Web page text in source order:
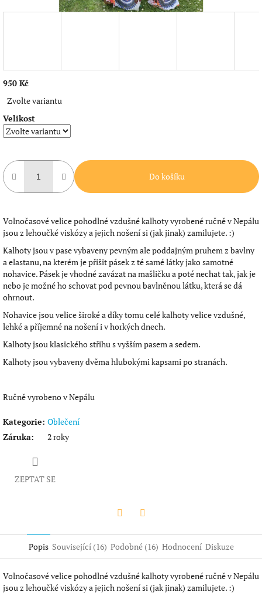
950 Kč
cena:
Zvolte variantu
Velikost
Do košíku
Volnočasové velice pohodlné vzdušné kalhoty vyrobené ručně v Nepálu
jsou z lehoučké viskózy a jejich nošení si (jak jinak) zamilujete. :)
Kalhoty jsou v pase vybaveny pevným ale poddajným pruhem z bavlny
a elastanu, na kterém je přišit pásek z té samé látky jako samotné
nohavice. Pásek je vhodné zavázat na mašličku a poté nechat tak, jak je
nebo je možné ho schovat pod pevnou bavlněnou látku, která se dá
ohrnout.
Nohavice jsou velice široké a díky tomu celé kalhoty velice vzdušné,
lehké a příjemné na nošení i v horkých dnech.
Kalhoty jsou klasického střihu s vyšším pasem a sedem.
Kalhoty jsou vybaveny dvěma hlubokými kapsami po stranách.
Ručně vyrobeno v Nepálu
Kategorie: Oblečení
Záruka: 2 roky
ZEPTAT SE
Popis Související (16) Podobné (16) Hodnocení Diskuze
Volnočasové velice pohodlné vzdušné kalhoty vyrobené ručně v Nepálu
jsou z lehoučké viskózy a jejich nošení si (jak jinak) zamilujete. :)